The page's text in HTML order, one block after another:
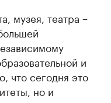
музея, театра −
и
что сегодня это
но и